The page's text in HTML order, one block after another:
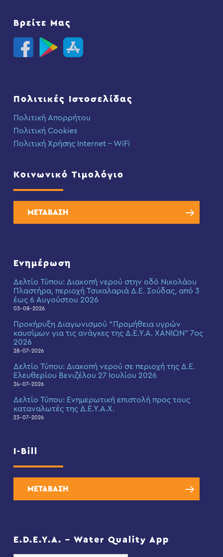
Βρείτε Μας
Πολιτικές Ιστοσελίδας
Πολιτική Απορρήτου
Πολιτική Cookies
Πολιτική Χρήσης Internet – WiFi
Κοινωνικό Τιμολόγιο
ΜΕΤΑΒΑΣΗ
Ενημέρωση
Δελτίο Τύπου: Διακοπή νερού στην οδό Νικολάου
Πλαστήρα, περιοχή Τσικαλαριά Δ.Ε. Σούδας, από 3
έως 6 Αυγούστου 2026
03-08-2026
Προκήρυξη Διαγωνισμού “Προμήθεια υγρών
καυσίμων για τις ανάγκες της Δ.Ε.Υ.Α. ΧΑΝΙΩΝ” 7ος
2026
28-07-2026
Δελτίο Τύπου: Διακοπή νερού σε περιοχή της Δ.Ε.
Ελευθερίου Βενιζέλου 27 Ιουλίου 2026
24-07-2026
Δελτίο Τύπου: Eνημερωτική επιστολή προς τους
καταναλωτές της Δ.Ε.Υ.Α.Χ.
23-07-2026
I-Bill
ΜΕΤΑΒΑΣΗ
E.D.E.Y.A. – Water Quality App